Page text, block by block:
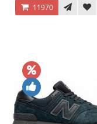
11970